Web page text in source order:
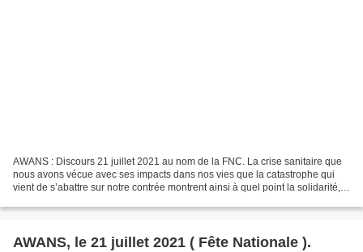
AWANS : Discours 21 juillet 2021 au nom de la FNC. La crise sanitaire que
nous avons vécue avec ses impacts dans nos vies que la catastrophe qui
vient de s’abattre sur notre contrée montrent ainsi à quel point la solidarité,
AWANS, le 21 juillet 2021 ( Fête Nationale ).